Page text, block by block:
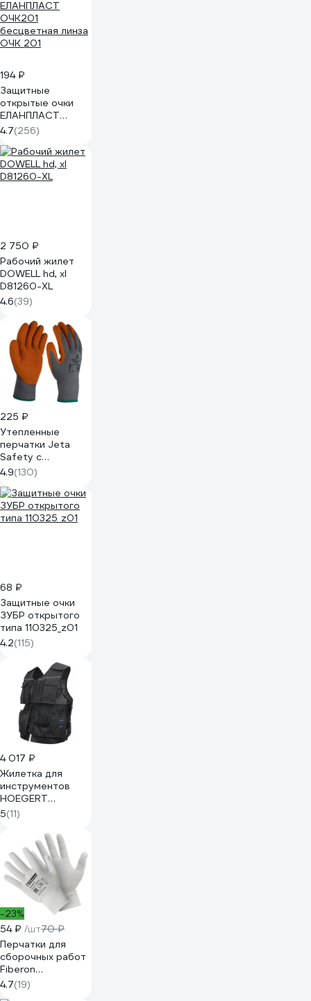
194 ₽
Защитные
открытые очки
ЕЛАНПЛАСТ
ОЧК201
бесцветная линза
ОЧК 201
4.7(256)
2 750 ₽
Рабочий жилет
DOWELL hd, xl
D81260-XL
4.6(39)
225 ₽
Утепленные
перчатки Jeta
Safety с
латексным
покрытием,
размер 9/L JLW-
101-L
4.9(130)
68 ₽
Защитные очки
ЗУБР открытого
типа 110325_z01
4.2(115)
4 017 ₽
Жилетка для
инструментов
HOEGERT
TECHNIK HELWIG
HT5K930
5(11)
-23%
54 ₽ /шт70 ₽
Перчатки для
сборочных работ
Fiberon
полиэстер, 9/L,
белые, 123108
4.7(19)